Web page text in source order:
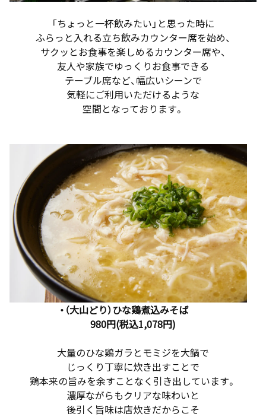
「ちょっと一杯飲みたい」と思った時に
ふらっと入れる立ち飲みカウンター席を始め、
サクッとお食事を楽しめるカウンター席や、
友人や家族でゆっくりお食事できる
テーブル席など、幅広いシーンで
気軽にご利用いただけるような
空間となっております。
・（大山どり）ひな鶏煮込みそば
980円(税込1,078円)
大量のひな鶏ガラとモミジを大鍋で
じっくり丁寧に炊き出すことで
鶏本来の旨みを余すことなく引き出しています。
濃厚ながらもクリアな味わいと
後引く旨味は店炊きだからこそ